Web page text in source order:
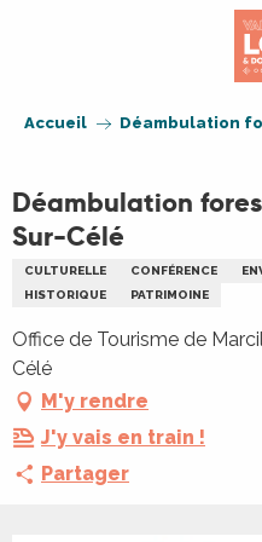
Accueil Déambulation
Déambulation
Sur-Célé
CULTURELLE CONFÉRENCE
HISTORIQUE
PATRIMOINE
Office de Tourisme de
Célé
M'y rendre
J'y vais en train !
Partager